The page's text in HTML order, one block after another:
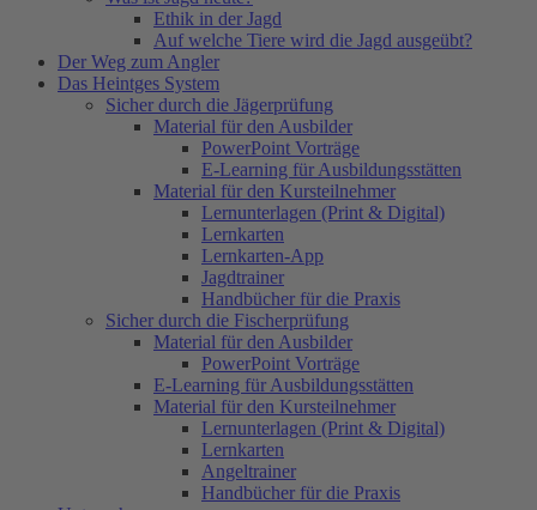
Ethik in der Jagd
Auf welche Tiere wird die Jagd ausgeübt?
Der Weg zum Angler
Das Heintges System
Sicher durch die Jägerprüfung
Material für den Ausbilder
PowerPoint Vorträge
E-Learning für Ausbildungsstätten
Material für den Kursteilnehmer
Lernunterlagen (Print & Digital)
Lernkarten
Lernkarten-App
Jagdtrainer
Handbücher für die Praxis
Sicher durch die Fischerprüfung
Material für den Ausbilder
PowerPoint Vorträge
E-Learning für Ausbildungsstätten
Material für den Kursteilnehmer
Lernunterlagen (Print & Digital)
Lernkarten
Angeltrainer
Handbücher für die Praxis